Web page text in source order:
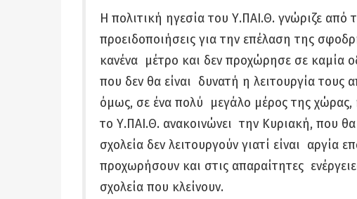
Η πολιτική ηγεσία του Υ.ΠΑΙ.Θ. γνώριζε από
προειδοποιήσεις για την επέλαση της
κανένα μέτρο και δεν προχώρησε σε καμία
που δεν θα είναι δυνατή η λειτουργία τους
όμως, σε ένα πολύ μεγάλο μέρος της
το Υ.ΠΑΙ.Θ. ανακοινώνει την Κυριακή, που
σχολεία δεν λειτουργούν γιατί είναι αργία
προχωρήσουν και στις απαραίτητες
σχολεία που κλείνουν.